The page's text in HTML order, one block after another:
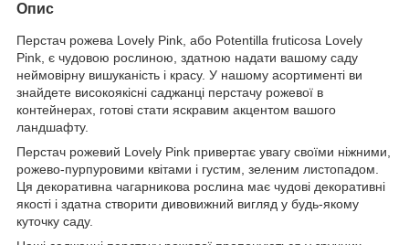
Опис
Перстач рожева Lovely Pink, або Potentilla fruticosa Lovely
Pink, є чудовою рослиною, здатною надати вашому саду
неймовірну вишуканість і красу. У нашому асортименті ви
знайдете високоякісні саджанці перстачу рожевої в
контейнерах, готові стати яскравим акцентом вашого
ландшафту.
Перстач рожевий Lovely Pink привертає увагу своїми ніжними,
рожево-пурпуровими квітами і густим, зеленим листопадом.
Ця декоративна чагарникова рослина має чудові декоративні
якості і здатна створити дивовижний вигляд у будь-якому
куточку саду.